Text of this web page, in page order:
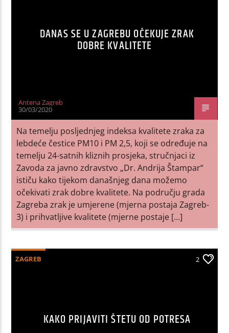
DANAS SE U ZAGREBU OČEKUJE ZRAK
DOBRE KVALITETE
Antena Zagreb
30/03/2020
Na temelju posljednjeg indeksa kvalitete zraka za
lebdeće čestice PM10 i PM 2,5, koji se određuje na
temelju 24-satnih kliznih prosjeka, stručnjaci iz
Zavoda za javno zdravstvo „Dr. Andrija Štampar“
ističu kako tijekom današnjeg dana možemo
očekivati zrak dobre kvalitete. Na području grada
Zagreba zrak je umjerene (mjerna postaja Zagreb-
3) i prihvatljive kvalitete (mjerne postaje […]
ZAGREB 2
KAKO PRIJAVITI ŠTETU OD POTRESA